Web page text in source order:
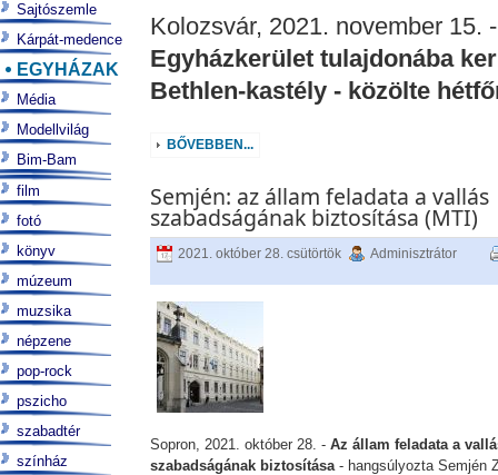
Kolozsvár, 2021. november 15.
Egyházkerület tulajdonába
Bethlen-kastély - közölte
BŐVEBBEN...
Semjén: az állam feladata a vallás
szabadságának biztosítása (MTI)
2021. október 28. csütörtök Adminisztrátor
Sopron, 2021. október 28. - Az állam feladata a
szabadságának biztosítása- hangsúlyozta Semjén
Sajtószemle
Kárpát-medence
EGYHÁZAK
Média
Modellvilág
Bim-Bam
film
fotó
könyv
múzeum
muzsika
népzene
pop-rock
pszicho
szabadtér
színház